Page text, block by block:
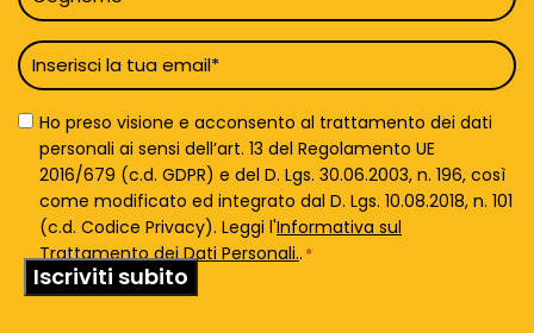
*
Email
*
Privacy
Policy
Ho preso visione e acconsento al trattamento dei dati
personali ai sensi dell’art. 13 del Regolamento UE
2016/679 (c.d. GDPR) e del D. Lgs. 30.06.2003, n. 196, così
come modificato ed integrato dal D. Lgs. 10.08.2018, n. 101
(c.d. Codice Privacy). Leggi l'Informativa sul
Trattamento dei Dati Personali.. *